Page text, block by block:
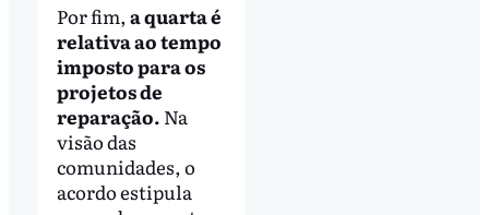
Por fim, a quarta é
relativa ao tempo
imposto para os
projetos de
reparação. Na
visão das
comunidades, o
acordo estipula